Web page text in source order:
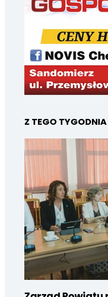
Z TEGO TYGODNIA